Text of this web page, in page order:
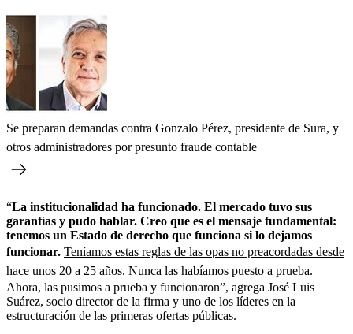
Se preparan demandas contra Gonzalo Pérez, presidente de Sura, y
otros administradores por presunto fraude contable
“La institucionalidad ha funcionado. El mercado tuvo sus
garantías y pudo hablar. Creo que es el mensaje fundamental:
tenemos un Estado de derecho que funciona si lo dejamos
funcionar. Teníamos estas reglas de las opas no preacordadas desde
hace unos 20 a 25 años. Nunca las habíamos puesto a prueba.
Ahora, las pusimos a prueba y funcionaron”, agrega José Luis
Suárez, socio director de la firma y uno de los líderes en la
estructuración de las primeras ofertas públicas.